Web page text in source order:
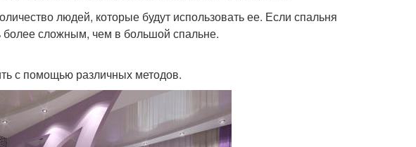
людей, которые будут использовать ее. Если спальня
сложным, чем в большой спальне.
с помощью различных методов.